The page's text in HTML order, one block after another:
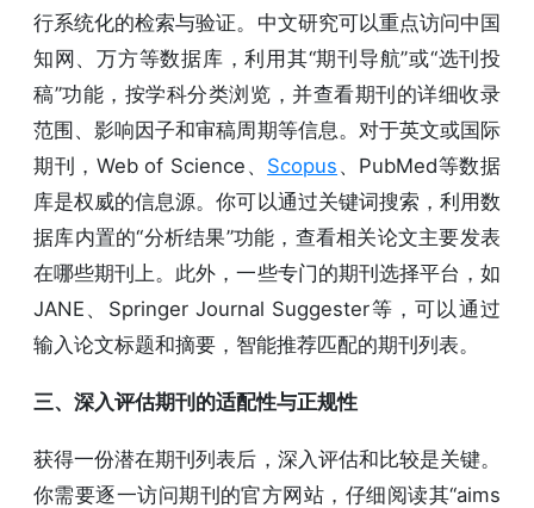
行系统化的检索与验证。中文研究可以重点访问中国
知网、万方等数据库，利用其“期刊导航”或“选刊投
稿”功能，按学科分类浏览，并查看期刊的详细收录
范围、影响因子和审稿周期等信息。对于英文或国际
期刊，Web of Science、 Scopus 、PubMed等数据
库是权威的信息源。你可以通过关键词搜索，利用数
据库内置的“分析结果”功能，查看相关论文主要发表
在哪些期刊上。此外，一些专门的期刊选择平台，如
JANE、Springer Journal Suggester等，可以通过
输入论文标题和摘要，智能推荐匹配的期刊列表。
三、深入评估期刊的适配性与正规性
获得一份潜在期刊列表后，深入评估和比较是关键。
你需要逐一访问期刊的官方网站，仔细阅读其“aims